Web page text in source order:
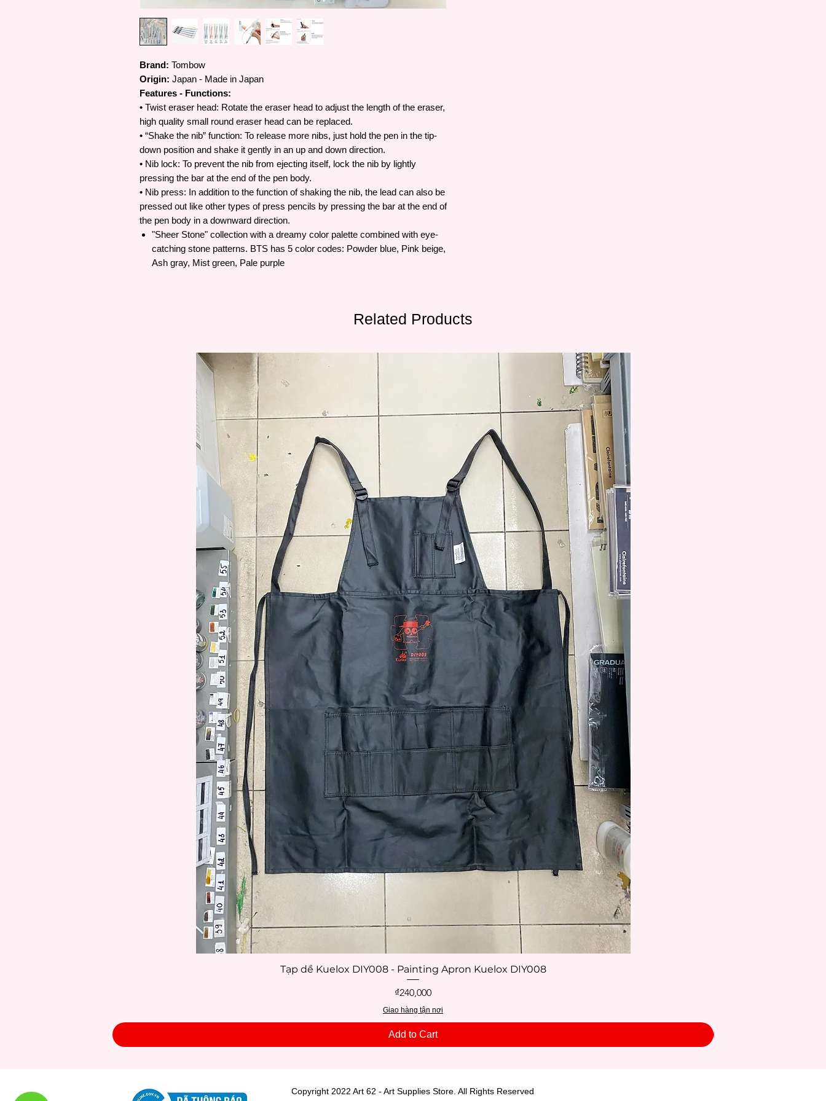
Brand: Tombow
Origin: Japan - Made in Japan
Features - Functions:
• Twist eraser head: Rotate the eraser head to adjust the length of the eraser,
high quality small round eraser head can be replaced.
• “Shake the nib” function: To release more nibs, just hold the pen in the tip-
down position and shake it gently in an up and down direction.
• Nib lock: To prevent the nib from ejecting itself, lock the nib by lightly
pressing the bar at the end of the pen body.
• Nib press: In addition to the function of shaking the nib, the lead can also be
pressed out like other types of press pencils by pressing the bar at the end of
the pen body in a downward direction.
"Sheer Stone" collection with a dreamy color palette combined with eye-
catching stone patterns. BTS has 5 color codes: Powder blue, Pink beige,
Ash gray, Mist green, Pale purple
Related Products
Quick View
Tạp dề Kuelox DIY008 - Painting Apron Kuelox DIY008
Price
₫240,000
Giao hàng tận nơi
Add to Cart
Copyright 2022 Art 62 - Art Supplies Store. All Rights Reserved